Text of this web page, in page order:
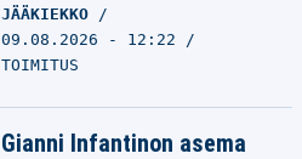
JÄÄKIEKKO
09.08.2026 - 12:22
TOIMITUS
Gianni Infantinon asema